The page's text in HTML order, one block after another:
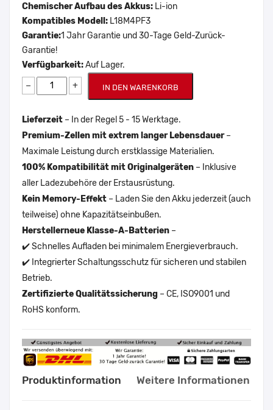
Chemischer Aufbau des Akkus: Li-ion
Kompatibles Modell: L18M4PF3
Garantie:1 Jahr Garantie und 30-Tage Geld-Zurück-
Garantie!
Verfügbarkeit:Auf Lager.
− + IN DEN WARENKORB
Lieferzeit – In der Regel 5 - 15 Werktage.
Premium-Zellen mit extrem langer Lebensdauer–
Maximale Leistung durch erstklassige Materialien.
100% Kompatibilität mit Originalgeräten – Inklusive
aller Ladezubehöre der Erstausrüstung.
Kein Memory-Effekt – Laden Sie den Akku jederzeit (auch
teilweise) ohne Kapazitätseinbußen.
Herstellerneue Klasse-A-Batterien –
✔️ Schnelles Aufladen bei minimalem Energieverbrauch.
✔️ Integrierter Schaltungsschutz für sicheren und stabilen
Betrieb.
Zertifizierte Qualitätssicherung – CE, ISO9001 und
RoHS konform.
Produktinformation Weitere Informationen